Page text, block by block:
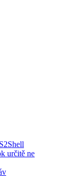
určitě ne